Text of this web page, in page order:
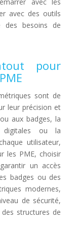
avec des outils
des besoins de
pour
sont de
leur précision et
aux badges, la
digitales ou la
utilisateur,
les PME, choisir
un accès
badges ou des
modernes,
de sécurité,
structures de